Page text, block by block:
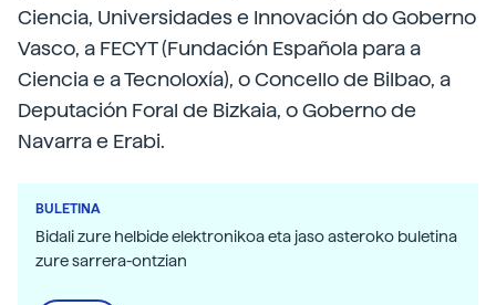
Ciencia, Universidades e Innovación do Goberno
Vasco, a FECYT (Fundación Española para a
Ciencia e a Tecnoloxía), o Concello de Bilbao, a
Deputación Foral de Bizkaia, o Goberno de
Navarra e Erabi.
BULETINA
Bidali zure helbide elektronikoa eta jaso asteroko buletina
zure sarrera-ontzian